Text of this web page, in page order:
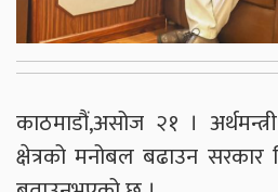
काठमाडौं,असोज २१ ।
क्षेत्रको मनोबल बढाउन सरकार